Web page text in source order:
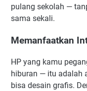
pulang sekolah —
sama sekali.
Memanfaatkan
HP yang kamu
hiburan — itu adalah
bisa desain grafis.